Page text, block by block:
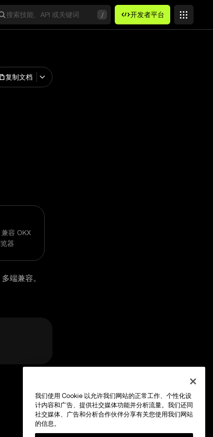
搜索技能、API 或关键词 / 开发者平台
复制文档
容 OKX
器
端兼容。
我们使用 Cookie 以允许我们网站的正常工作、个性化设
计内容和广告、提供社交媒体功能并分析流量。我们还同
社交媒体、广告和分析合作伙伴分享有关您使用我们网站
的信息。